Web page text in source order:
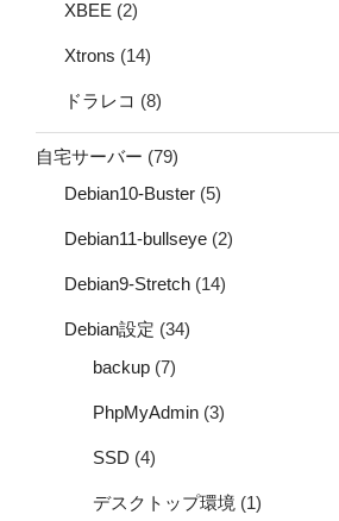
XBEE (2)
Xtrons (14)
ドラレコ (8)
自宅サーバー (79)
Debian10-Buster (5)
Debian11-bullseye (2)
Debian9-Stretch (14)
Debian設定 (34)
backup (7)
PhpMyAdmin (3)
SSD (4)
デスクトップ環境 (1)